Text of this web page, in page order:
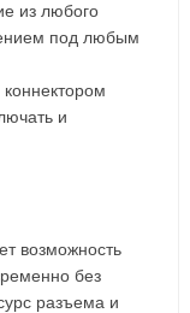
из любого
под любым
и
возможность
без
разъема и